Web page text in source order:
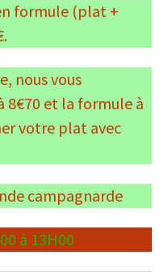
formule (plat +
nous vous
8€70 et la formule à
votre plat avec
campagnarde
à 13H00